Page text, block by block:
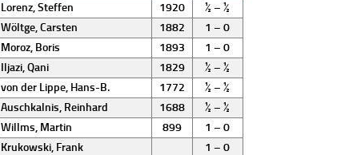
Lorenz, Steffen 1920
½ – ½
Wöltge, Carsten 1882
1 – 0
Moroz, Boris 1893
1 – 0
Iljazi, Qani 1829
½ – ½
von der Lippe, Hans-B. 1772
½ – ½
Auschkalnis, Reinhard 1688
½ – ½
Willms, Martin 899
1 – 0
Krukowski, Frank 1 – 0